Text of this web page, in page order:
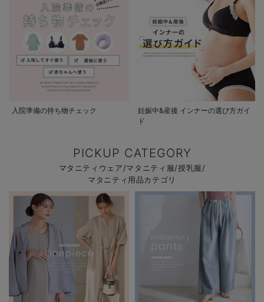
入院準備の持ち物チェック
妊娠中&産後 インナーの選び方ガイ
ド
PICKUP CATEGORY
マタニティウェア/マタニティ服/授乳服/
マタニティ用品カテゴリ